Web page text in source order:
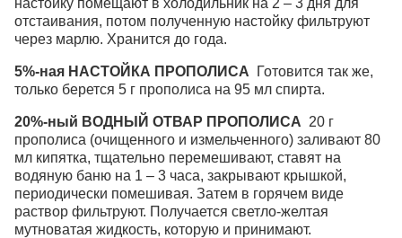
отстаивания, потом полученную настойку фильтруют
через марлю. Хранится до года.
5%-ная НАСТОЙКА ПРОПОЛИСА Готовится так же,
только берется 5 г прополиса на 95 мл спирта.
20%-ный ВОДНЫЙ ОТВАР ПРОПОЛИСА 20 г
прополиса (очищенного и измельченного) заливают 80
мл кипятка, тщательно перемешивают, ставят на
водяную баню на 1 – 3 часа, закрывают крышкой,
периодически помешивая. Затем в горячем виде
раствор фильтруют. Получается светло-желтая
мутноватая жидкость, которую и принимают.